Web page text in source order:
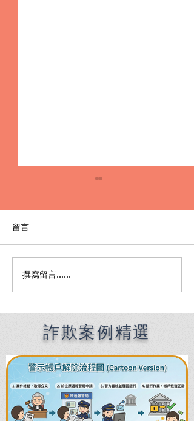
Premier English
Speaking Criminal
Filipinos in Taiwan:
Chien Sheng
International Law Firm
留言
撰寫留言......
詐欺案例精選